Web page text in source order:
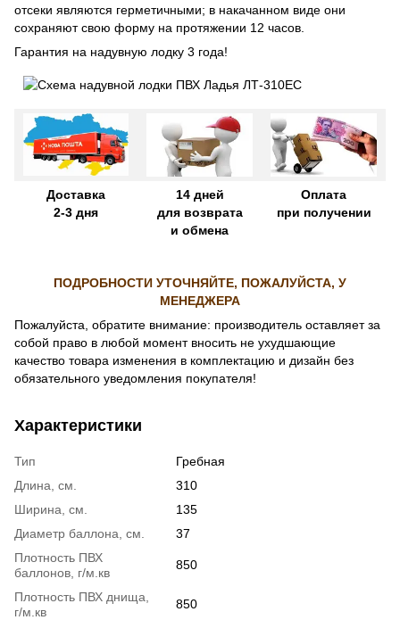
отсеки являются герметичными; в накачанном виде они
сохраняют свою форму на протяжении 12 часов.
Гарантия на надувную лодку 3 года!
Доставка
2-3 дня
14 дней
для возврата
и обмена
Оплата
при получении
ПОДРОБНОСТИ УТОЧНЯЙТЕ, ПОЖАЛУЙСТА, У
МЕНЕДЖЕРА
Пожалуйста, обратите внимание: производитель оставляет за
собой право в любой момент вносить не ухудшающие
качество товара изменения в комплектацию и дизайн без
обязательного уведомления покупателя!
Характеристики
Тип
Гребная
Длина, см.
310
Ширина, см.
135
Диаметр баллона, см.
37
Плотность ПВХ
баллонов, г/м.кв
850
Плотность ПВХ днища,
г/м.кв
850